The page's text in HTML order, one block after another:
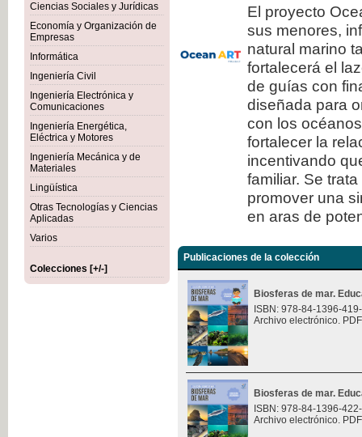
Ciencias Sociales y Jurídicas
Economía y Organización de
Empresas
Informática
Ingeniería Civil
Ingeniería Electrónica y
Comunicaciones
Ingeniería Energética,
Eléctrica y Motores
Ingeniería Mecánica y de
Materiales
Lingüística
Otras Tecnologías y Ciencias
Aplicadas
Varios
Colecciones [+/-]
El proyecto
sus menores,
natural marino
fortalecerá el
de guías con
diseñada para
con los
fortalecer la
incentivando
familiar. Se
promover una
en aras de
Publicaciones de la colección
Biosferas de mar.
ISBN: 978-84-1396-
Archivo electrónico.
Biosferas de mar.
ISBN: 978-84-1396-
Archivo electrónico.